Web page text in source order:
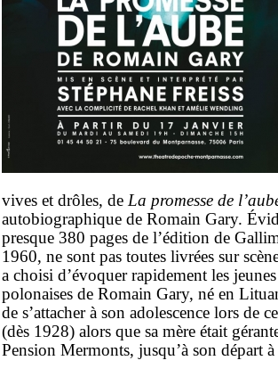
vives et drôles, de La promesse de
autobiographique de Romain Gary.
presque 380 pages de l’édition de
1960, ne sont pas toutes livrées sur
a choisi d’évoquer rapidement les jeunes
polonaises de Romain Gary, né en
de s’attacher à son adolescence lors de
(dès 1928) alors que sa mère était
Pension Mermonts, jusqu’à son départ